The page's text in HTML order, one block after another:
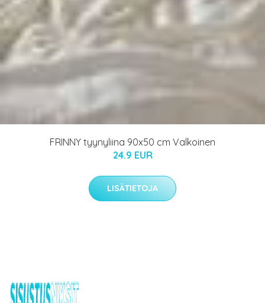
FRINNY tyynyliina 90x50 cm Valkoinen
24.9 EUR
LISÄTIETOJA